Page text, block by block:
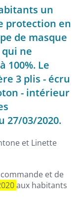
un
protection en
de masque
ne
100%. Le
3 plis - écru
- intérieur
27/03/2020.
et Linette
et de
aux habitants